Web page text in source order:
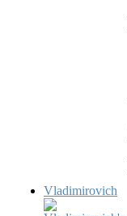
Vladimirovich